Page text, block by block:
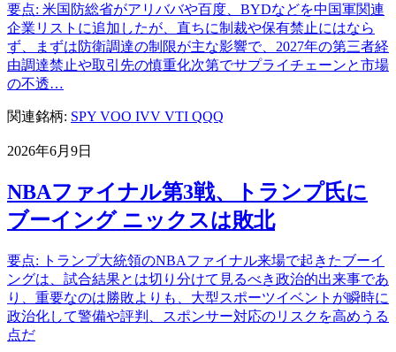
要点: 米国防総省がアリババや百度、BYDなどを中国軍関連
企業リストに追加したが、直ちに制裁や保有禁止にはなら
ず、まずは防衛調達の制限が主な影響で、2027年の第三者経
由調達禁止や取引先の慎重化次第でサプライチェーンと市場
の不透…
関連銘柄: SPY VOO IVV VTI QQQ
2026年6月9日
NBAファイナル第3戦、トランプ氏に
ブーイング ニックスは敗北
要点: トランプ大統領のNBAファイナル来場で起きたブーイ
ングは、試合結果とは切り分けて見るべき政治的出来事であ
り、重要なのは勝敗よりも、大型スポーツイベントが瞬時に
政治化して警備や評判、スポンサー対応のリスクを高めうる
点だ